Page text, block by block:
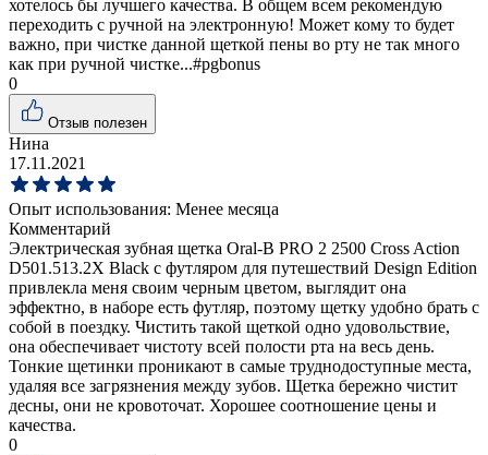
хотелось бы лучшего качества. В общем всем рекомендую
переходить с ручной на электронную! Может кому то будет
важно, при чистке данной щеткой пены во рту не так много
как при ручной чистке...#pgbonus
0
Отзыв полезен
Нина
17.11.2021
Опыт использования: Менее месяца
Комментарий
Электрическая зубная щетка Oral-B PRO 2 2500 Cross Action
D501.513.2X Black c футляром для путешествий Design Edition
привлекла меня своим черным цветом, выглядит она
эффектно, в наборе есть футляр, поэтому щетку удобно брать с
собой в поездку. Чистить такой щеткой одно удовольствие,
она обеспечивает чистоту всей полости рта на весь день.
Тонкие щетинки проникают в самые труднодоступные места,
удаляя все загрязнения между зубов. Щетка бережно чистит
десны, они не кровоточат. Хорошее соотношение цены и
качества.
0